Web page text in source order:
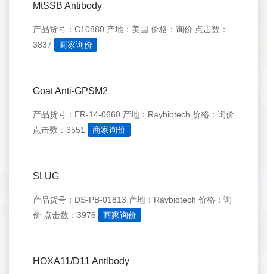
MtSSB Antibody
产品货号：C10880 产地：美国 价格：询价 点击数：
3837
商家询价
Goat Anti-GPSM2
产品货号：ER-14-0660 产地：Raybiotech 价格：询价
点击数：3551
商家询价
SLUG
产品货号：DS-PB-01813 产地：Raybiotech 价格：询
价 点击数：3976 商家询价
HOXA11/D11 Antibody